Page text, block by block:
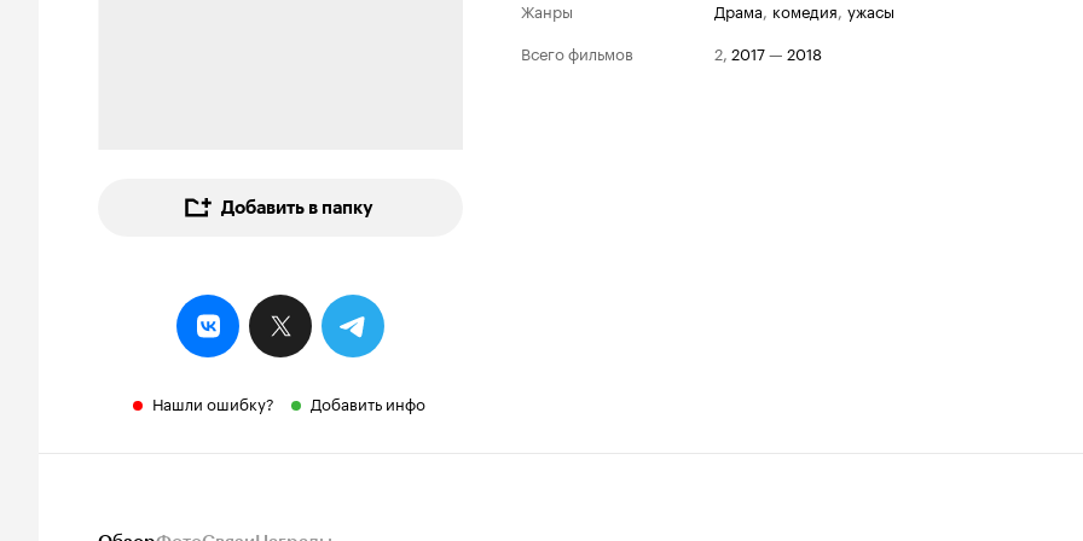
Добавить в папку
Нашли ошибку? Добавить инфо
Жанры драма, комедия, ужасы
Всего фильмов
2, 2017— 2018